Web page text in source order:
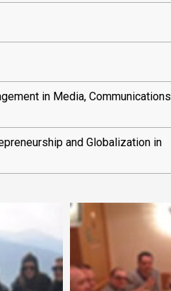
in Media, Communications
and Globalization in